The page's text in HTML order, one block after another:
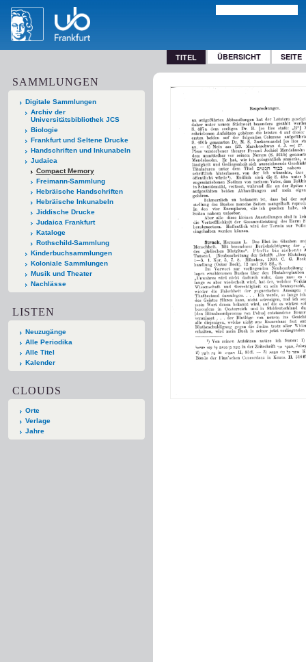
TITEL ÜBERSICHT SEITE
SAMMLUNGEN
Digitale Sammlungen
Archiv der
Universitätsbibliothek JCS
Biologie
Frankfurt und Seltene Drucke
Handschriften und Inkunabeln
Judaica
Compact Memory
Freimann-Sammlung
Hebräische Handschriften
Hebräische Inkunabeln
Jiddische Drucke
Judaica Frankfurt
Kataloge
Rothschild-Sammlung
Kinderbuchsammlungen
Koloniale Sammlungen
Musik und Theater
Nachlässe
LISTEN
Neuzugänge
Alle Periodika
Alle Titel
Kalender
CLOUDS
Orte
Verlage
Jahre